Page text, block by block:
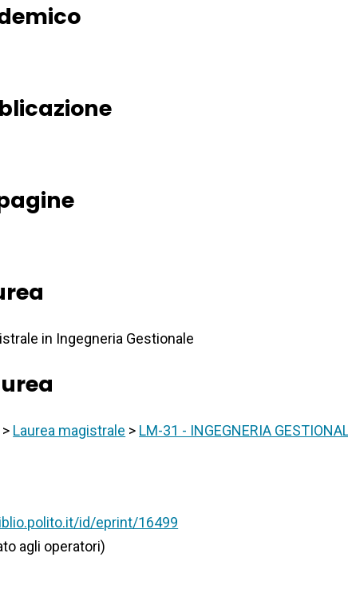
in Ingegneria Gestionale
> Laurea magistrale > LM-31 - INGEGNERIA
id/eprint/16499
agli operatori)